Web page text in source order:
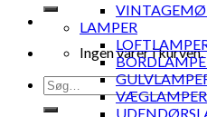
Ingen varer i kurven.
Søg
efter:
LAMPER
VÆGLAMPER